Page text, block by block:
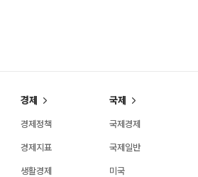
경제
경제정책
경제지표
생활경제
국제
국제경제
국제일반
미국